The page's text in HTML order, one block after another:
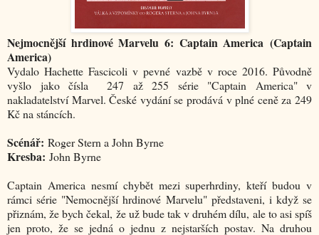
Nejmocnější hrdinové Marvelu 6: Captain America (Captain
America)
Vydalo Hachette Fascicoli v pevné vazbě v roce 2016. Původně
vyšlo jako čísla 247 až 255 série "Captain America" v
nakladatelství Marvel. České vydání se prodává v plné ceně za 249
Kč na stáncích.
Scénář: Roger Stern a John Byrne
Kresba: John Byrne
Captain America nesmí chybět mezi superhrdiny, kteří budou v
rámci série "Nemocnější hrdinové Marvelu" představeni, i když se
přiznám, že bych čekal, že už bude tak v druhém dílu, ale to asi spíš
jen proto, že se jedná o jednu z nejstarších postav. Na druhou